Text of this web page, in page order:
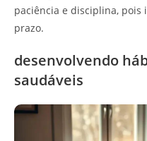
paciência e disciplina, pois
prazo.
desenvolvendo
saudáveis